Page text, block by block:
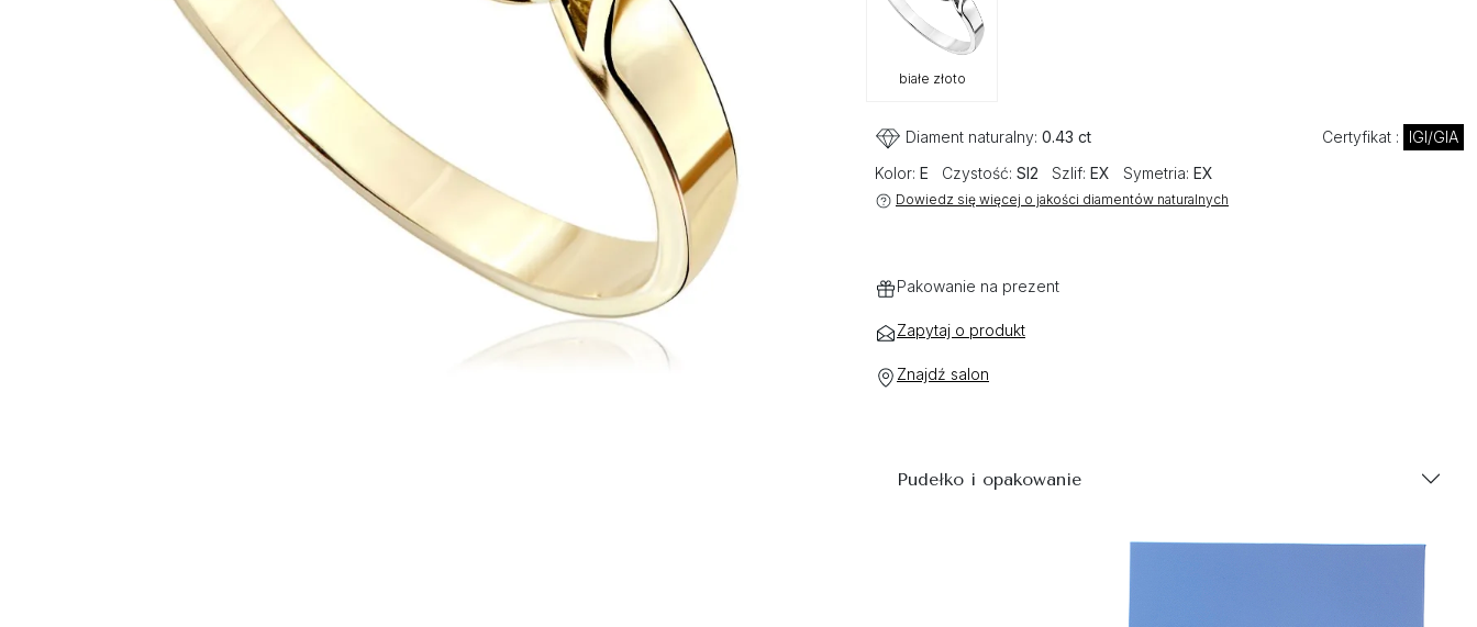
białe złoto
Diament naturalny: 0.43 ct Certyfikat :
IGI/GIA
Kolor: E Czystość: SI2 Szlif: EX Symetria: EX
Dowiedz się więcej o jakości diamentów naturalnych
Pakowanie na prezent
Zapytaj o produkt
Znajdź salon
Pudełko i opakowanie